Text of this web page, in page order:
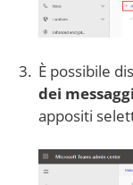
È possibile
dei messaggi
appositi